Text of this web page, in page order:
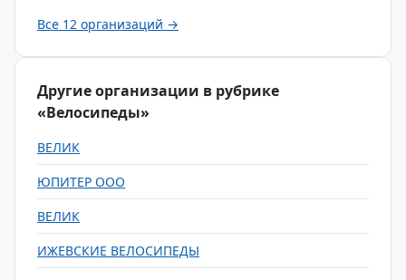
Все 12 организаций →
Другие организации в рубрике
«Велосипеды»
ВЕЛИК
ЮПИТЕР ООО
ВЕЛИК
ИЖЕВСКИЕ ВЕЛОСИПЕДЫ